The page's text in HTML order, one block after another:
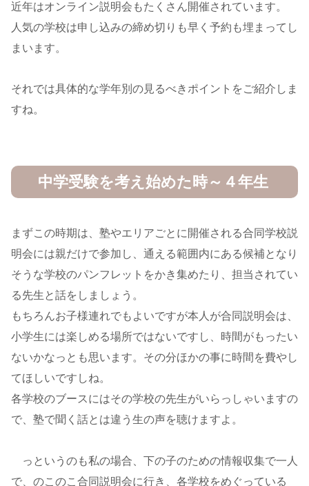
近年はオンライン説明会もたくさん開催されています。
人気の学校は申し込みの締め切りも早く予約も埋まってし
まいます。
それでは具体的な学年別の見るべきポイントをご紹介しま
すね。
中学受験を考え始めた時～４年生
まずこの時期は、塾やエリアごとに開催される合同学校説
明会には親だけで参加し、通える範囲内にある候補となり
そうな学校のパンフレットをかき集めたり、担当されてい
る先生と話をしましょう。
もちろんお子様連れでもよいですが本人が合同説明会は、
小学生には楽しめる場所ではないですし、時間がもったい
ないかなっとも思います。その分ほかの事に時間を費やし
てほしいですしね。
各学校のブースにはその学校の先生がいらっしゃいますの
で、塾で聞く話とは違う生の声を聴けますよ。
っというのも私の場合、下の子のための情報収集で一人
で、のこのこ合同説明会に行き、各学校をめぐっている